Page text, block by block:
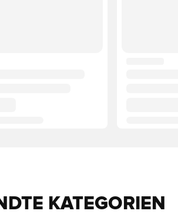
KATEGORIEN